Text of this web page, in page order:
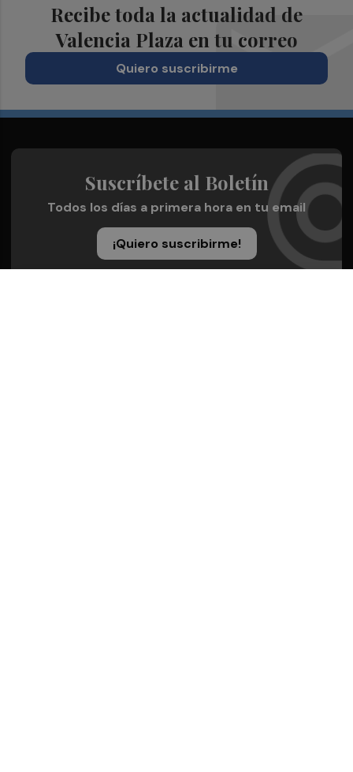
Recibe toda la actualidad de
Valencia Plaza en tu correo
Quiero suscribirme
Suscríbete al Boletín
Todos los días a primera hora en tu email
¡Quiero suscribirme!